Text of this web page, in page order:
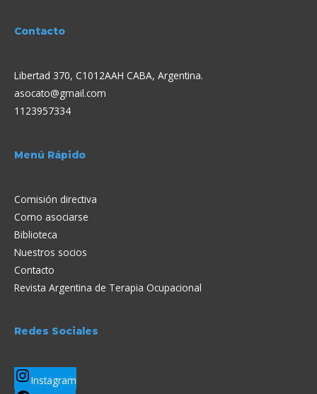
Contacto
Libertad 370, C1012AAH CABA, Argentina.
asocato@gmail.com
1123957334
Menú Rápido
Comisión directiva
Como asociarse
Biblioteca
Nuestros socios
Contacto
Revista Argentina de Terapia Ocupacional
Redes Sociales
Instagram